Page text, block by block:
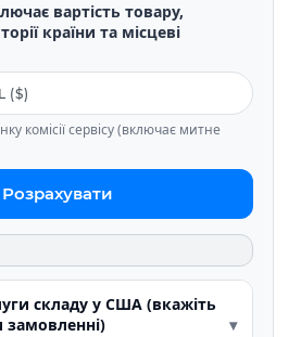
вартість товару,
країни та місцеві
комісії сервісу (включає митне
Розрахувати
складу у США (вкажіть